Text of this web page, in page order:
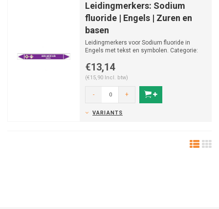
Leidingmerkers: Sodium
fluoride | Engels | Zuren en
basen
Leidingmerkers voor Sodium fluoride in
Engels met tekst en symbolen. Categorie:
€13,14
(€15,90 Incl. btw)
- +
VARIANTS